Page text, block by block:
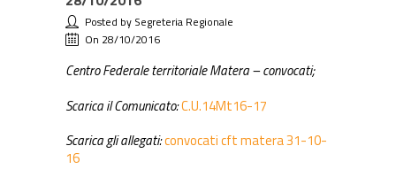
Posted by Segreteria Regionale
On 28/10/2016
Centro Federale territoriale Matera – convocati;
Scarica il Comunicato:C.U.14Mt16-17
Scarica gli allegati:convocati cft matera 31-10-
16